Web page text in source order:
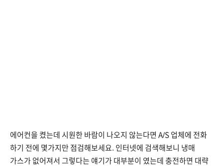
에어컨을 켰는데 시원한 바람이 나오지 않는다면 A/S 업체에 전화
하기 전에 몇가지만 점검해보세요. 인터넷에 검색해보니 냉매
가스가 없어져서 그렇다는 얘기가 대부분이 였는데 충전하면 대략